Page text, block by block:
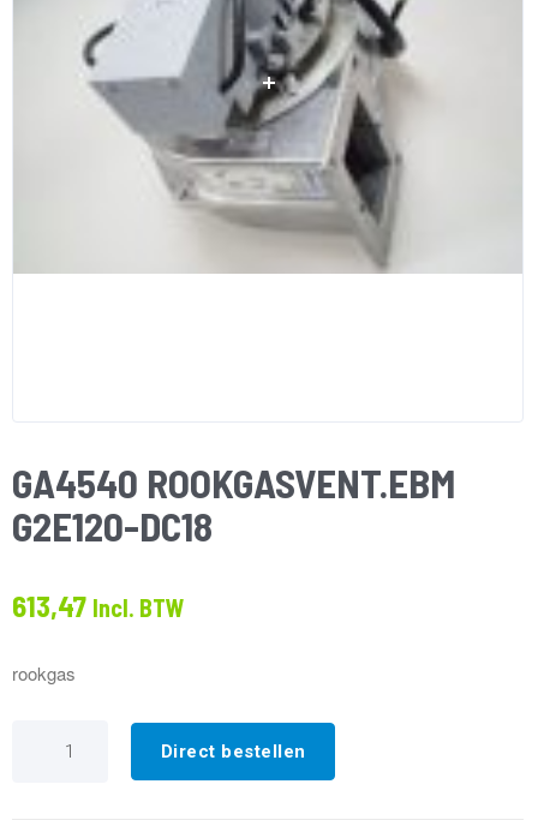
GA4540 ROOKGASVENT.EBM
G2E120-DC18
613,47 Incl. BTW
rookgas
ROOKGASVENT.EBMDirect bestellen